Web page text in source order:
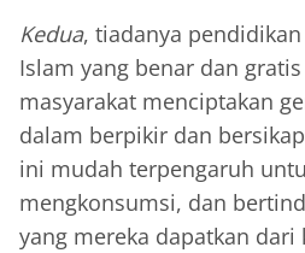
Kedua, tiadanya
Islam yang benar dan
masyarakat menciptakan
dalam berpikir dan
ini mudah terpengaruh
mengkonsumsi, dan
yang mereka dapatkan